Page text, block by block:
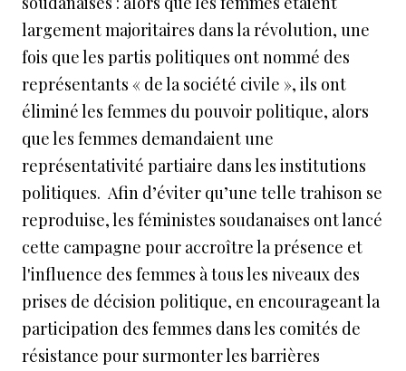
largement majoritaires dans la révolution, une
fois que les partis politiques ont nommé des
représentants « de la société civile », ils ont
éliminé les femmes du pouvoir politique, alors
que les femmes demandaient une
représentativité partiaire dans les institutions
politiques. Afin d’éviter qu’une telle trahison se
reproduise, les féministes soudanaises ont lancé
cette campagne pour accroître la présence et
l'influence des femmes à tous les niveaux des
prises de décision politique, en encourageant la
participation des femmes dans les comités de
résistance pour surmonter les barrières